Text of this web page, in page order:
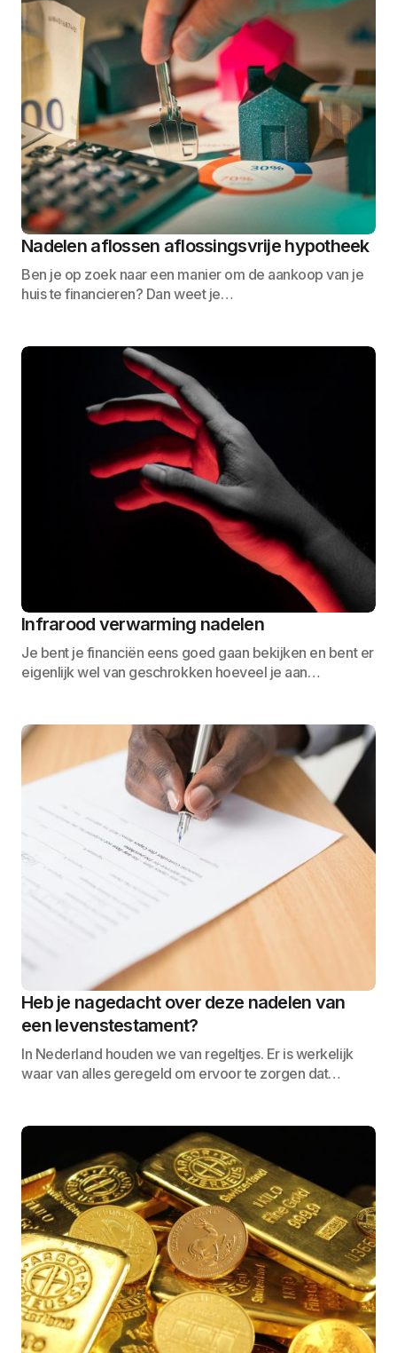
Nadelen aflossen aflossingsvrije hypotheek
Ben je op zoek naar een manier om de aankoop van je
huis te financieren? Dan weet je…
Infrarood verwarming nadelen
Je bent je financiën eens goed gaan bekijken en bent er
eigenlijk wel van geschrokken hoeveel je aan…
Heb je nagedacht over deze nadelen van
een levenstestament?
In Nederland houden we van regeltjes. Er is werkelijk
waar van alles geregeld om ervoor te zorgen dat…